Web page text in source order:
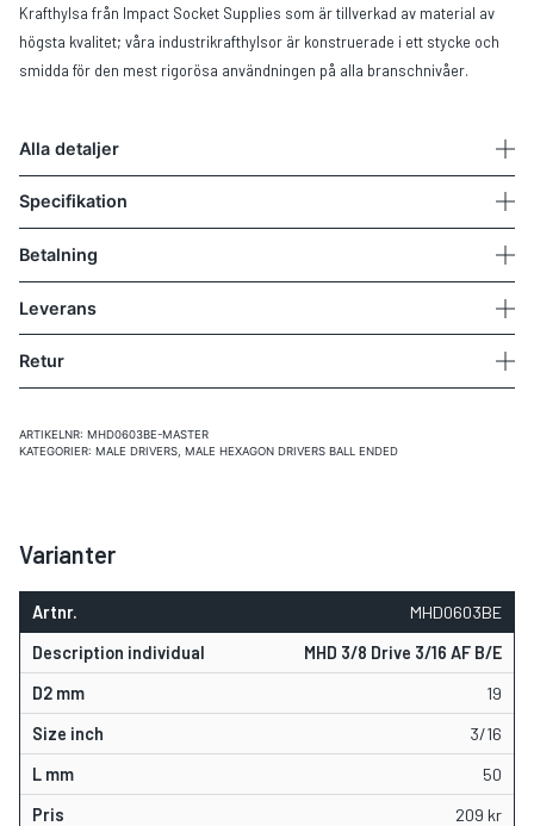
Krafthylsa från Impact Socket Supplies som är tillverkad av material av
högsta kvalitet; våra industrikrafthylsor är konstruerade i ett stycke och
smidda för den mest rigorösa användningen på alla branschnivåer.
Alla detaljer
Specifikation
Betalning
Leverans
Retur
ARTIKELNR: MHD0603BE-MASTER
KATEGORIER: MALE DRIVERS MALE HEXAGON DRIVERS BALL ENDED
Varianter
MHD0603BE
MHD 3/8 Drive 3/16 AF B/E
19
3/16
50
209 kr